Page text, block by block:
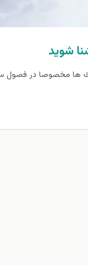
شويد
ها مخصوصا در فصول